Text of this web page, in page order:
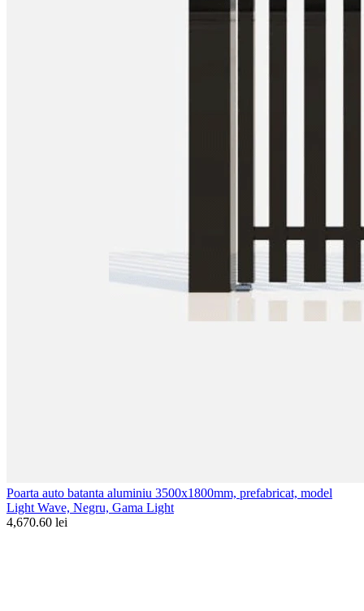
Poarta auto batanta aluminiu 3500x1800mm, prefabricat, model
Light Wave, Negru, Gama Light
4,670.60 lei